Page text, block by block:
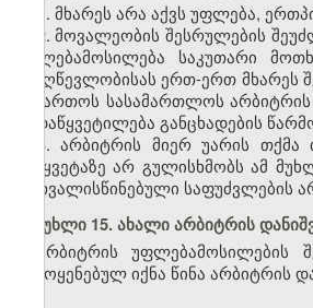
1. მხარეს არა აქვს უფლება,
2. მოვალეობის შესრულების
უფლებამოსილება საკუთარი
მიუღწევლობისას ერთ-ერთ მხარეს
მიმართოს სასამართლოს
გადაწყვეტილება განცხადების
3. არბიტრის მიერ უარის
შეწყვეტაზე არ გულისხმობს ამ
გათვალისწინებული საფუძვლების
მუხლი 15. ახალი არბიტრის
არბიტრის უფლებამოსილების
გამოყენებულ იქნა წინა არბიტრის